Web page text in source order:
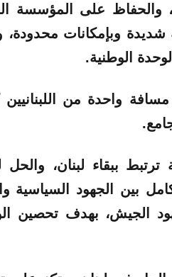
والحفاظ على المؤسسة
وبإمكانات محدودة،
الوطنية.
واحدة من اللبنانيين
ببقاء لبنان،
بين الجهود السياسية
الجيش، بهدف تحصين